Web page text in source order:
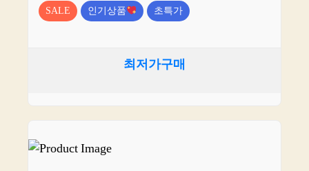
SALE 인기상품 초특가
최저가구매